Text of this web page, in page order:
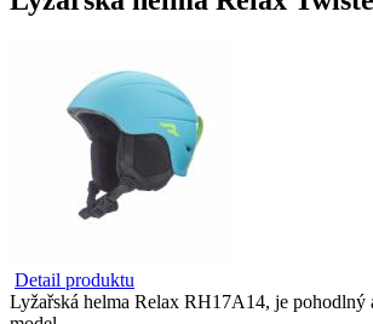
Detail produktu
Lyžařská helma Relax RH17A14, je pohodlný